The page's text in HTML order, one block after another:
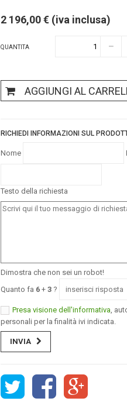
2 196,00 € (iva inclusa)
QUANTITA
AGGIUNGI AL
RICHIEDI INFORMAZIONI SUL
Nome
Testo della richiesta
Dimostra che non sei un robot!
Quanto fa 6 + 3 ?
Presa visione dell'informativa ,
personali per la finalità ivi indicata.
INVIA